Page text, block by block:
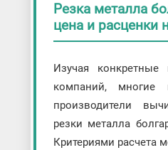
Резка металла
цена и расценки
Изучая
компаний, многие
производители
резки металла
Критериями расчета